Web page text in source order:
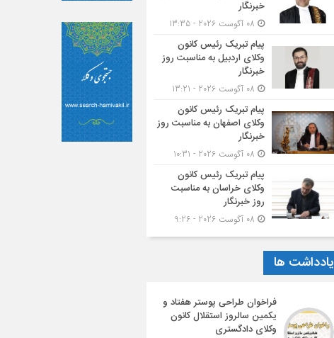
خبرنگار
پیام تبریک رئیس کانون
وکلای اردبیل به مناسبت روز
خبرنگار
پیام تبریک رئیس کانون
وکلای اصفهان به مناسبت روز
خبرنگار
پیام تبریک رئیس کانون
وکلای خراسان به مناسبت
روز خبرنگار
یادداشت ها
فراخوان طراحی پوستر هفتاد و
یکمین سالروز استقلال کانون
وکلای دادگستری